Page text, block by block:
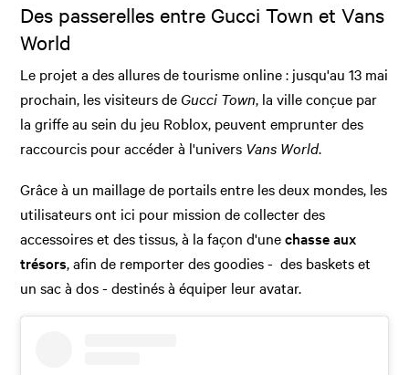
Des passerelles entre Gucci Town et Vans
World
Le projet a des allures de tourisme online : jusqu'au 13 mai
prochain, les visiteurs de Gucci Town, la ville conçue par
la griffe au sein du jeu Roblox, peuvent emprunter des
raccourcis pour accéder à l'univers Vans World.
Grâce à un maillage de portails entre les deux mondes, les
utilisateurs ont ici pour mission de collecter des
accessoires et des tissus, à la façon d'unechasse aux
trésors, afin de remporter des goodies - des baskets et
un sac à dos - destinés à équiper leur avatar.